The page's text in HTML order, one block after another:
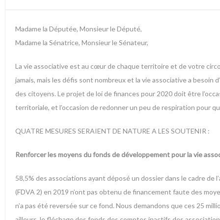
Madame la Députée, Monsieur le Député,
Madame la Sénatrice, Monsieur le Sénateur,
La vie associative est au cœur de chaque territoire et de votre
jamais, mais les défis sont nombreux et la vie associative a
des citoyens. Le projet de loi de finances pour 2020 doit être
territoriale, et l’occasion de redonner un peu de respiration pour
QUATRE MESURES SERAIENT DE NATURE A LES SOUTENIR :
Renforcer les moyens du fonds de développement pour la vie
58,5% des associations ayant déposé un dossier dans le cadre
(FDVA 2) en 2019 n’ont pas obtenu de financement faute des
n’a pas été reversée sur ce fond. Nous demandons que ces 25